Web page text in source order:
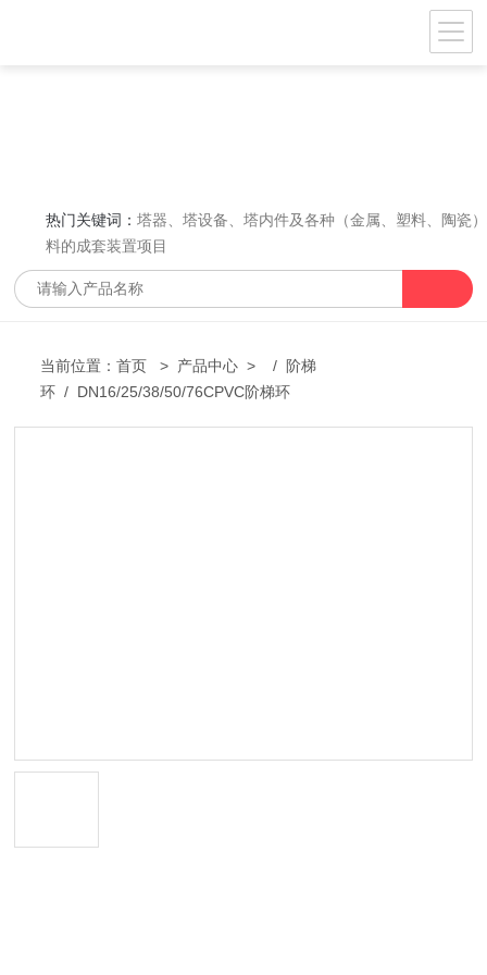
热门关键词：塔器、塔设备、塔内件及各种（金属、塑料、陶瓷
料的成套装置项目
当前位置：首页 > 产品中心 > / 阶梯
环 / DN16/25/38/50/76CPVC阶梯环